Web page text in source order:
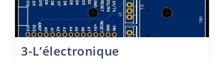
3-L’électronique